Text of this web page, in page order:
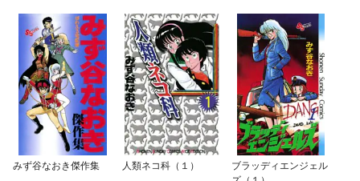
みず谷なおき傑作集 人類ネコ科（１）
ブラッディエンジェル